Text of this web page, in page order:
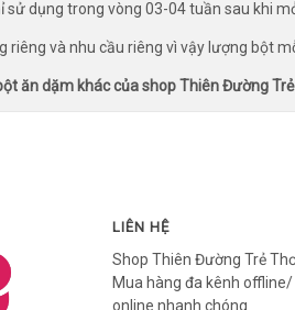
sử dụng trong vòng 03-04 tuần sau khi mở
riêng và nhu cầu riêng vì vậy lượng bột
ăn dặm khác của shop Thiên Đường
LIÊN HỆ
Shop Thiên Đường Trẻ
Mua hàng đa kênh offline/
online nhanh chóng